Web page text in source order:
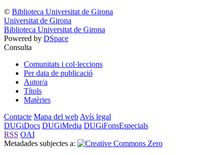
© Biblioteca Universitat de Girona
Universitat de Girona
Biblioteca Universitat de Girona
Powered by DSpace
Consulta
Comunitats i col·leccions
Per data de publicació
Autor/a
Títols
Matèries
Contacte Mapa del web Avís legal
DUGiDocs DUGiMedia DUGiFonsEspecials
RSS OAI
Metadades subjectes a: